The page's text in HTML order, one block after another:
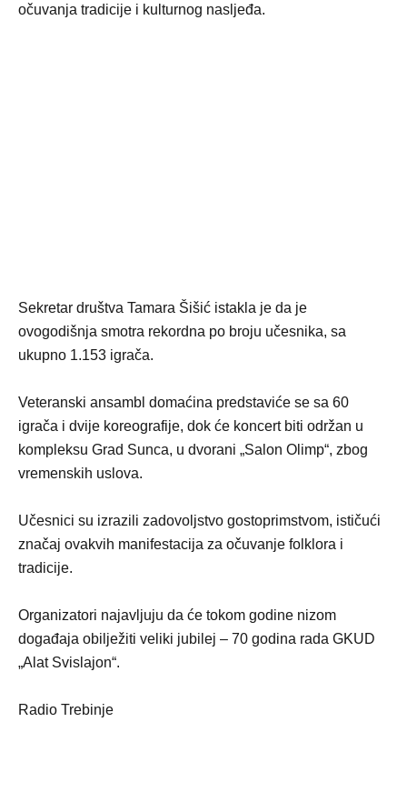
očuvanja tradicije i kulturnog nasljeđa.
Sekretar društva Tamara Šišić istakla je da je
ovogodišnja smotra rekordna po broju učesnika, sa
ukupno 1.153 igrača.
Veteranski ansambl domaćina predstaviće se sa 60
igrača i dvije koreografije, dok će koncert biti održan u
kompleksu Grad Sunca, u dvorani „Salon Olimp“, zbog
vremenskih uslova.
Učesnici su izrazili zadovoljstvo gostoprimstvom, ističući
značaj ovakvih manifestacija za očuvanje folklora i
tradicije.
Organizatori najavljuju da će tokom godine nizom
događaja obilježiti veliki jubilej – 70 godina rada GKUD
„Alat Svislajon“.
Radio Trebinje